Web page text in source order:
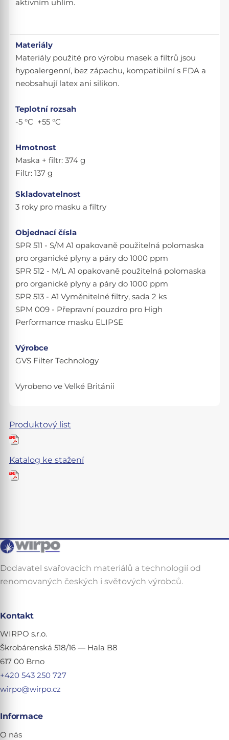
aktivním uhlím.
Materiály
Materiály použité pro výrobu masek a filtrů jsou
hypoalergenní, bez zápachu, kompatibilní s FDA a
neobsahují latex ani silikon.
Teplotní rozsah
-5 °C +55 °C
Hmotnost
Maska + filtr: 374 g
Filtr: 137 g
Skladovatelnost
3 roky pro masku a filtry
Objednací čísla
SPR 511 - S/M A1 opakovaně použitelná polomaska
pro organické plyny a páry do 1000 ppm
SPR 512 - M/L A1 opakovaně použitelná polomaska
pro organické plyny a páry do 1000 ppm
SPR 513 - A1 Vyměnitelné filtry, sada 2 ks
SPM 009 - Přepravní pouzdro pro High
Performance masku ELIPSE
Výrobce
GVS Filter Technology
Vyrobeno ve Velké Británii
Produktový list
Katalog ke stažení
Dodavatel svařovacích materiálů a technologií od
renomovaných českých i světových výrobců.
Kontakt
WIRPO s.r.o.
Škrobárenská 518/16 — Hala B8
617 00 Brno
+420 543 250 727
wirpo@wirpo.cz
Informace
O nás